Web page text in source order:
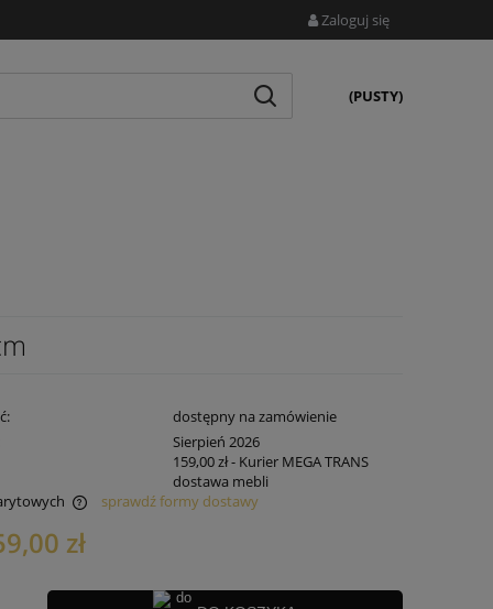
Zaloguj się
(PUSTY)
dostępny na zamówienie
Sierpień 2026
159,00 zł- Kurier MEGA TRANS
dostawa mebli
sprawdź formy dostawy
zł